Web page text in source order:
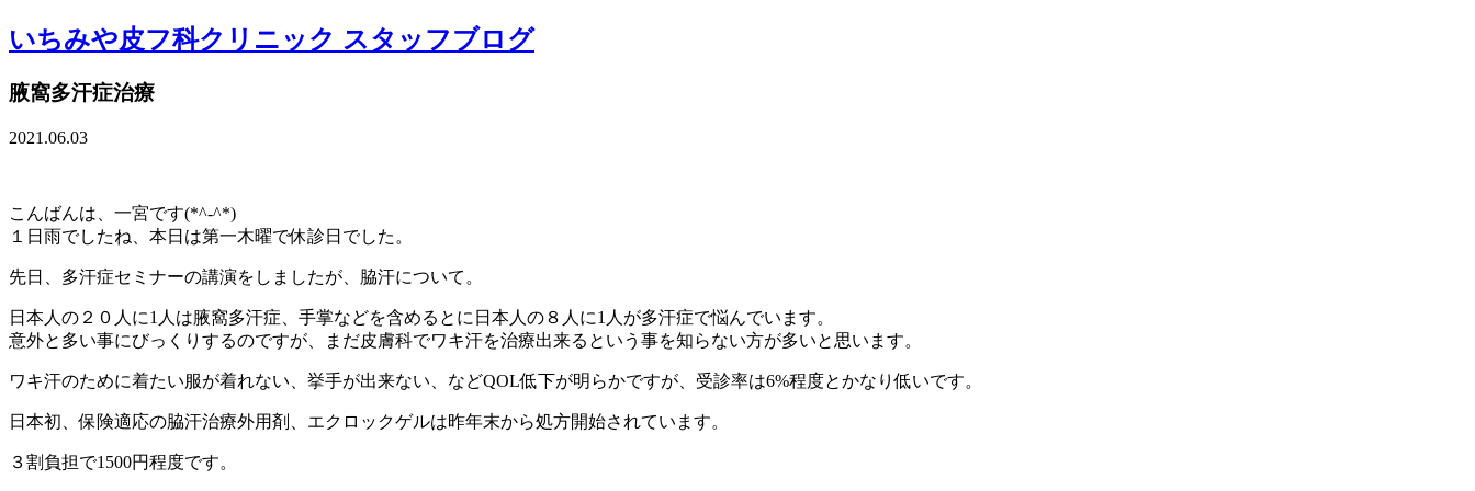
いちみや皮フ科クリニック スタッフブログ
腋窩多汗症治療
2021.06.03
こんばんは、一宮です(*^-^*)
１日雨でしたね、本日は第一木曜で休診日でした。
先日、多汗症セミナーの講演をしましたが、脇汗について。
日本人の２０人に1人は腋窩多汗症、手掌などを含めるとに日本人の８人に1人が多汗症で悩んでいます。
意外と多い事にびっくりするのですが、まだ皮膚科でワキ汗を治療出来るという事を知らない方が多いと思います。
ワキ汗のために着たい服が着れない、挙手が出来ない、などQOL低下が明らかですが、受診率は6%程度とかなり低いです。
日本初、保険適応の脇汗治療外用剤、エクロックゲルは昨年末から処方開始されています。
３割負担で1500円程度です。